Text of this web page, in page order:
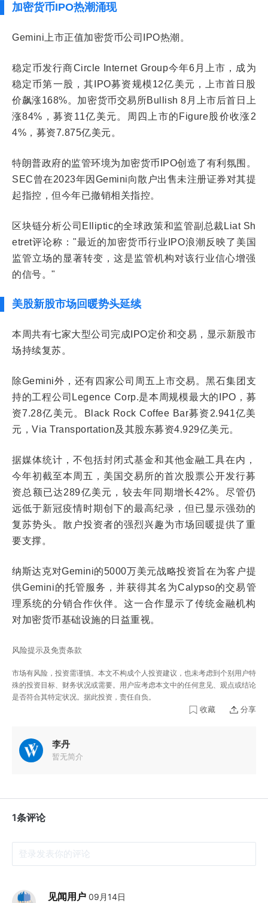
加密货币IPO热潮涌现
Gemini上市正值加密货币公司IPO热潮。
稳定币发行商Circle Internet Group今年6月上市，成为
稳定币第一股，其IPO募资规模12亿美元，上市首日股
价飙涨168%。加密货币交易所Bullish 8月上市后首日上
涨84%，募资11亿美元。周四上市的Figure股价收涨2
4%，募资7.875亿美元。
特朗普政府的监管环境为加密货币IPO创造了有利氛围。
SEC曾在2023年因Gemini向散户出售未注册证券对其提
起指控，但今年已撤销相关指控。
区块链分析公司Elliptic的全球政策和监管副总裁Liat Sh
etret评论称："最近的加密货币行业IPO浪潮反映了美国
监管立场的显著转变，这是监管机构对该行业信心增强
的信号。"
美股新股市场回暖势头延续
本周共有七家大型公司完成IPO定价和交易，显示新股市
场持续复苏。
除Gemini外，还有四家公司周五上市交易。黑石集团支
持的工程公司Legence Corp.是本周规模最大的IPO，募
资7.28亿美元。Black Rock Coffee Bar募资2.941亿美
元，Via Transportation及其股东募资4.929亿美元。
据媒体统计，不包括封闭式基金和其他金融工具在内，
今年初截至本周五，美国交易所的首次股票公开发行募
资总额已达289亿美元，较去年同期增长42%。尽管仍
远低于新冠疫情时期创下的最高纪录，但已显示强劲的
复苏势头。散户投资者的强烈兴趣为市场回暖提供了重
要支撑。
纳斯达克对Gemini的5000万美元战略投资旨在为客户提
供Gemini的托管服务，并获得其名为Calypso的交易管
理系统的分销合作伙伴。这一合作显示了传统金融机构
对加密货币基础设施的日益重视。
风险提示及免责条款
市场有风险，投资需谨慎。本文不构成个人投资建议，也未考虑到个别用户特
殊的投资目标、财务状况或需要。用户应考虑本文中的任何意见、观点或结论
是否符合其特定状况。据此投资，责任自负。
收藏 分享
李丹
暂无简介
1条评论
见闻用户 09月14日